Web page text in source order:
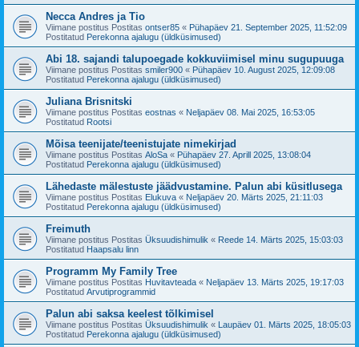
Necca Andres ja Tio
Viimane postitus Postitas ontser85 « Pühapäev 21. September 2025, 11:52:09
Postitatud Perekonna ajalugu (üldküsimused)
Abi 18. sajandi talupoegade kokkuviimisel minu sugupuuga
Viimane postitus Postitas smiler900 « Pühapäev 10. August 2025, 12:09:08
Postitatud Perekonna ajalugu (üldküsimused)
Juliana Brisnitski
Viimane postitus Postitas eostnas « Neljapäev 08. Mai 2025, 16:53:05
Postitatud Rootsi
Mõisa teenijate/teenistujate nimekirjad
Viimane postitus Postitas AloSa « Pühapäev 27. Aprill 2025, 13:08:04
Postitatud Perekonna ajalugu (üldküsimused)
Lähedaste mälestuste jäädvustamine. Palun abi küsitlusega
Viimane postitus Postitas Elukuva « Neljapäev 20. Märts 2025, 21:11:03
Postitatud Perekonna ajalugu (üldküsimused)
Freimuth
Viimane postitus Postitas Üksuudishimulik « Reede 14. Märts 2025, 15:03:03
Postitatud Haapsalu linn
Programm My Family Tree
Viimane postitus Postitas Huvitavteada « Neljapäev 13. Märts 2025, 19:17:03
Postitatud Arvutiprogrammid
Palun abi saksa keelest tõlkimisel
Viimane postitus Postitas Üksuudishimulik « Laupäev 01. Märts 2025, 18:05:03
Postitatud Perekonna ajalugu (üldküsimused)